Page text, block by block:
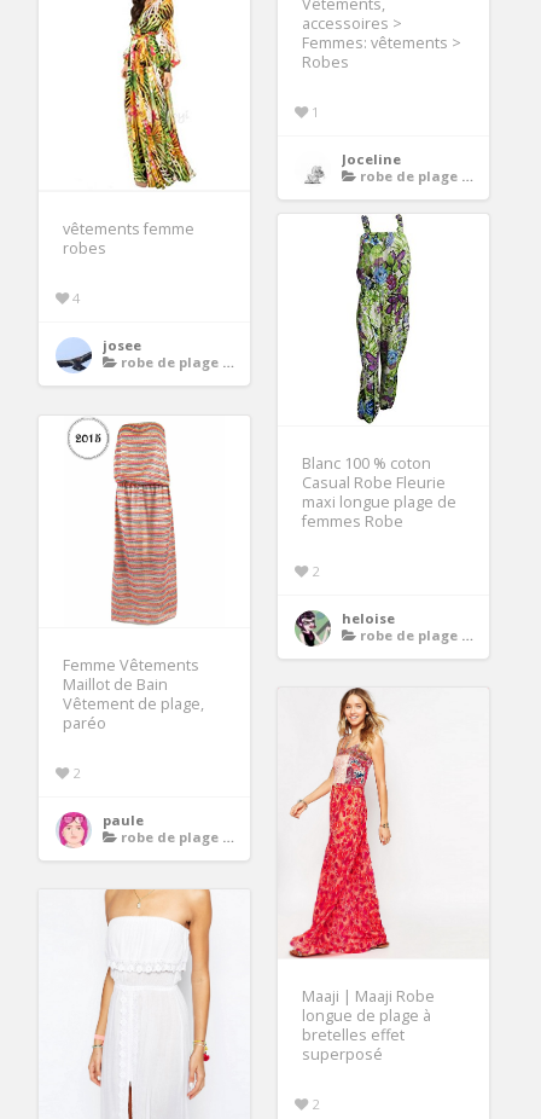
Vêtements,
accessoires >
Femmes: vêtements >
Robes
1
Joceline
robe de plage longue
vêtements femme
robes
4
josee
robe de plage longue
Blanc 100 % coton
Casual Robe Fleurie
maxi longue plage de
femmes Robe
2
heloise
robe de plage longue
Femme Vêtements
Maillot de Bain
Vêtement de plage,
paréo
2
paule
robe de plage longue
Maaji | Maaji Robe
longue de plage à
bretelles effet
superposé
2